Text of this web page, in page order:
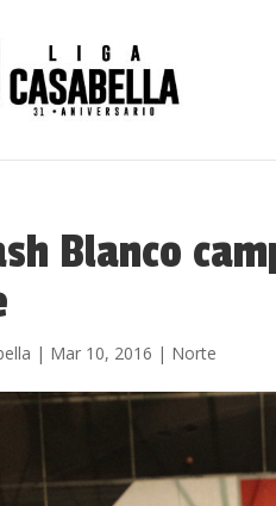
Blanco
| Mar 10, 2016 | Norte